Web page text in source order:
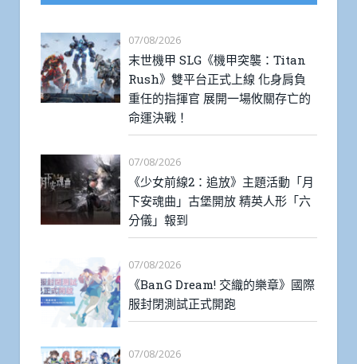
07/08/2026
末世機甲 SLG《機甲突襲：Titan
Rush》雙平台正式上線 化身肩負
重任的指揮官 展開一場攸關存亡的
命運決戰！
07/08/2026
《少女前線2：追放》主題活動「月
下安魂曲」古堡開放 精英人形「六
分儀」報到
07/08/2026
《BanG Dream! 交織的樂章》國際
服封閉測試正式開跑
07/08/2026